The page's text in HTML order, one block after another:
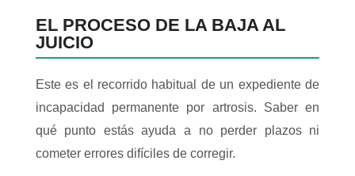
EL PROCESO DE LA BAJA AL
JUICIO
Este es el recorrido habitual de un expediente de
incapacidad permanente por artrosis. Saber en
qué punto estás ayuda a no perder plazos ni
cometer errores difíciles de corregir.